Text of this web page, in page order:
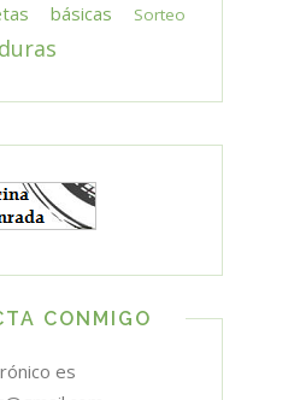
básicas Sorteo
CONMIGO
es